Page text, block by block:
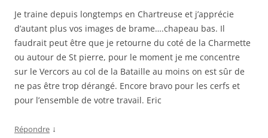
Je traine depuis longtemps en Chartreuse et j’apprécie
d’autant plus vos images de brame….chapeau bas. Il
faudrait peut être que je retourne du coté de la Charmette
ou autour de St pierre, pour le moment je me concentre
sur le Vercors au col de la Bataille au moins on est sûr de
ne pas être trop dérangé. Encore bravo pour les cerfs et
pour l’ensemble de votre travail. Eric
Répondre ↓